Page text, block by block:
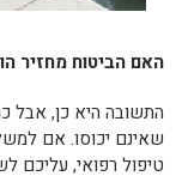
האם הביטוח מחזיר
התשובה היא כן, אבל
שאינם יכוסו. אם
טיפול רפואי, עליכם